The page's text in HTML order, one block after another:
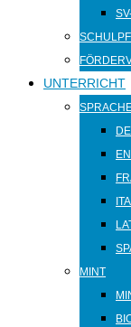
UNTERRICHT
MINT